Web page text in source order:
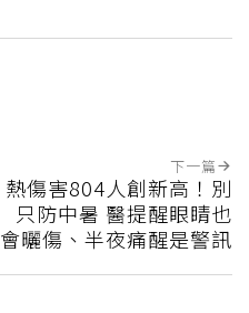
下一篇
熱傷害804人創新高！別
只防中暑 醫提醒眼睛也
會曬傷、半夜痛醒是警訊